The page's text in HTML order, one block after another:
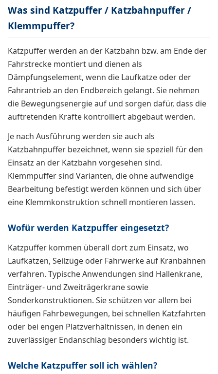
Was sind Katzpuffer / Katzbahnpuffer /
Klemmpuffer?
Katzpuffer werden an der Katzbahn bzw. am Ende der
Fahrstrecke montiert und dienen als
Dämpfungselement, wenn die Laufkatze oder der
Fahrantrieb an den Endbereich gelangt. Sie nehmen
die Bewegungsenergie auf und sorgen dafür, dass die
auftretenden Kräfte kontrolliert abgebaut werden.
Je nach Ausführung werden sie auch als
Katzbahnpuffer bezeichnet, wenn sie speziell für den
Einsatz an der Katzbahn vorgesehen sind.
Klemmpuffer sind Varianten, die ohne aufwendige
Bearbeitung befestigt werden können und sich über
eine Klemmkonstruktion schnell montieren lassen.
Wofür werden Katzpuffer eingesetzt?
Katzpuffer kommen überall dort zum Einsatz, wo
Laufkatzen, Seilzüge oder Fahrwerke auf Kranbahnen
verfahren. Typische Anwendungen sind Hallenkrane,
Einträger- und Zweiträgerkrane sowie
Sonderkonstruktionen. Sie schützen vor allem bei
häufigen Fahrbewegungen, bei schnellen Katzfahrten
oder bei engen Platzverhältnissen, in denen ein
zuverlässiger Endanschlag besonders wichtig ist.
Welche Katzpuffer soll ich wählen?